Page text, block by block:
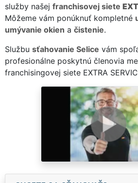
služby našej franchisovej siete
Môžeme vám ponúknuť kompletné
umývanie okien a čistenie.
Službu sťahovanie Selice vám
profesionálne poskytnú členovia
franchisingovej siete EXTRA